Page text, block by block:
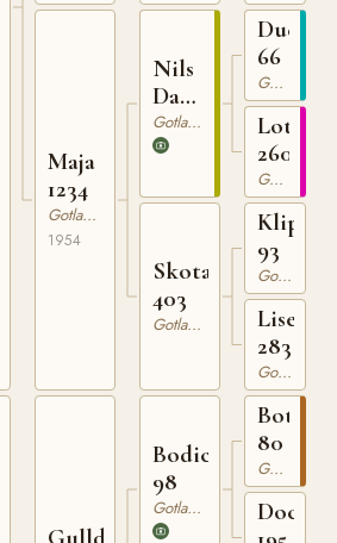
Maja
1234
Gotlandsruss
1954
Nils
Dacke
94 Gotlandsruss
Skota
403
Gotlandsruss
Bodick
98
Gotlandsruss
Ducke
66
Gotlandsruss
Lotta
260
Gotlandsruss
Klipp
93
Gotlandsruss
Lisen
283
Gotlandsruss
Botajr
80
Gotlandsruss
Docka